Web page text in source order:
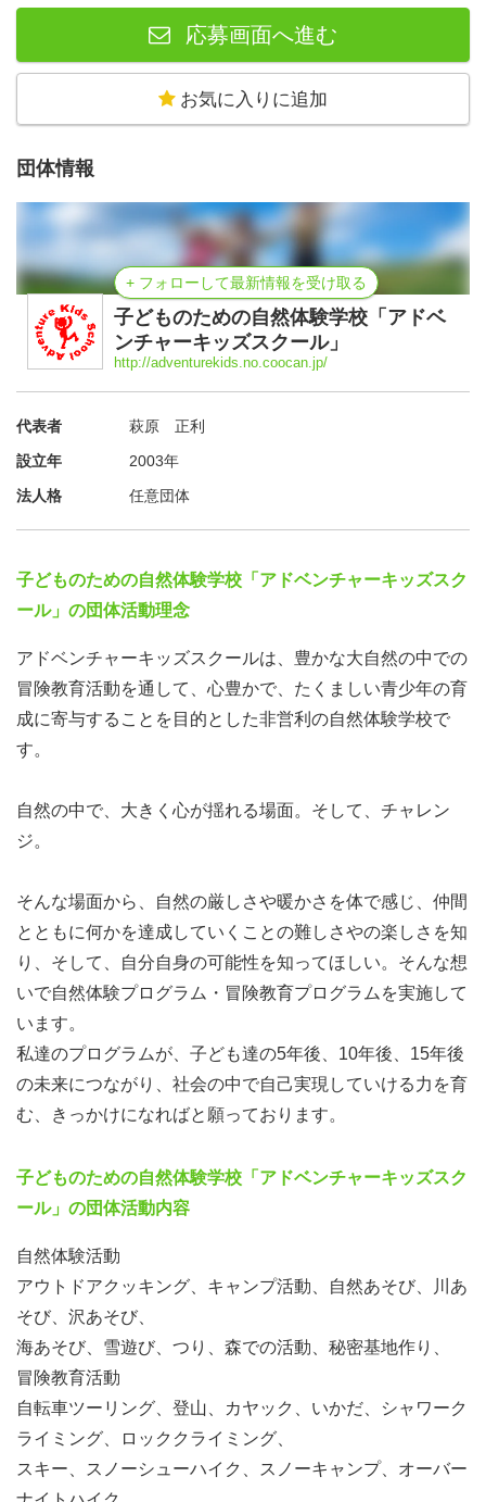
自分自身の壁に挑戦していくことが出来るのが、
アドベンチャーキッズスクールのスタッフなのかなと感じ
ています。
応募画面へ進む
お気に入りに追加
団体情報
+ フォローして最新情報を受け取る
子どものための自然体験学校「アドベ
ンチャーキッズスクール」
http://adventurekids.no.coocan.jp/
代表者
萩原 正利
設立年
2003年
法人格
任意団体
子どものための自然体験学校「アドベンチャーキッズスク
ール」の団体活動理念
アドベンチャーキッズスクールは、豊かな大自然の中での
冒険教育活動を通して、心豊かで、たくましい青少年の育
成に寄与することを目的とした非営利の自然体験学校で
す。
自然の中で、大きく心が揺れる場面。そして、チャレン
ジ。
そんな場面から、自然の厳しさや暖かさを体で感じ、仲間
とともに何かを達成していくことの難しさやの楽しさを知
り、そして、自分自身の可能性を知ってほしい。そんな想
いで自然体験プログラム・冒険教育プログラムを実施して
います。
私達のプログラムが、子ども達の5年後、10年後、15年後
の未来につながり、社会の中で自己実現していける力を育
む、きっかけになればと願っております。
子どものための自然体験学校「アドベンチャーキッズスク
ール」の団体活動内容
自然体験活動
アウトドアクッキング、キャンプ活動、自然あそび、川あ
そび、沢あそび、
海あそび、雪遊び、つり、森での活動、秘密基地作り、
冒険教育活動
自転車ツーリング、登山、カヤック、いかだ、シャワーク
ライミング、ロッククライミング、
スキー、スノーシューハイク、スノーキャンプ、オーバー